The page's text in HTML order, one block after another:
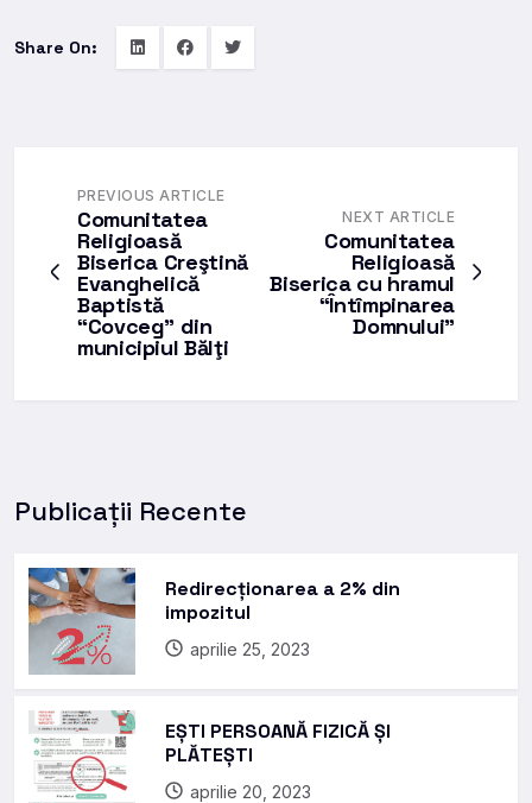
Share On:
PREVIOUS ARTICLE
Comunitatea
Religioasă
Biserica Creştină
Evanghelică
Baptistă
“Covceg” din
municipiul Bălţi
NEXT ARTICLE
Comunitatea
Religioasă
Biserica cu hramul
“Întîmpinarea
Domnului”
Publicații Recente
Redirecționarea a 2% din
impozitul
aprilie 25, 2023
EȘTI PERSOANĂ FIZICĂ ȘI
PLĂTEȘTI
aprilie 20, 2023